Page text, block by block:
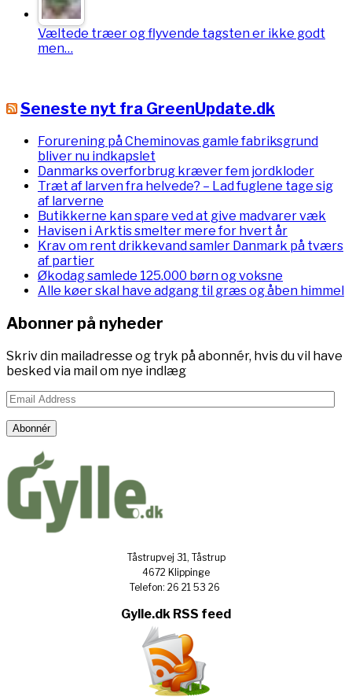
Væltede træer og flyvende tagsten er ikke godt
men…
Seneste nyt fra GreenUpdate.dk
Forurening på Cheminovas gamle fabriksgrund
bliver nu indkapslet
Danmarks overforbrug kræver fem jordkloder
Træt af larven fra helvede? – Lad fuglene tage sig
af larverne
Butikkerne kan spare ved at give madvarer væk
Havisen i Arktis smelter mere for hvert år
Krav om rent drikkevand samler Danmark på tværs
af partier
Økodag samlede 125.000 børn og voksne
Alle køer skal have adgang til græs og åben himmel
Abonner på nyheder
Skriv din mailadresse og tryk på abonnér, hvis du vil have
besked via mail om nye indlæg
Email
Abonnér
Tåstrupvej 31, Tåstrup
4672 Klippinge
Telefon: 26 21 53 26
Gylle.dk RSS feed